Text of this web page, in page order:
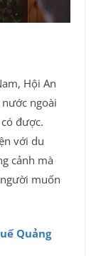
Hội An
ngoài
được.
với du
cảnh mà
muốn
Quảng